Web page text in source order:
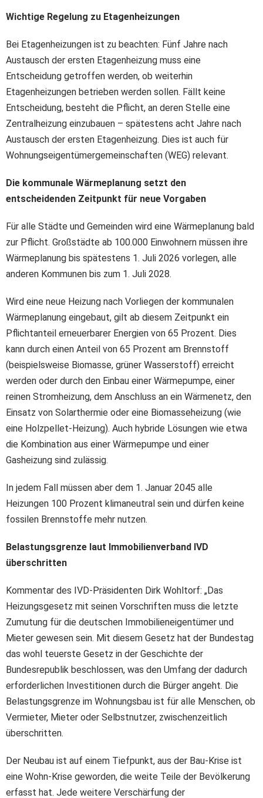
Wichtige Regelung zu Etagenheizungen
Bei Etagenheizungen ist zu beachten: Fünf Jahre nach
Austausch der ersten Etagenheizung muss eine
Entscheidung getroffen werden, ob weiterhin
Etagenheizungen betrieben werden sollen. Fällt keine
Entscheidung, besteht die Pflicht, an deren Stelle eine
Zentralheizung einzubauen – spätestens acht Jahre nach
Austausch der ersten Etagenheizung. Dies ist auch für
Wohnungseigentümergemeinschaften (WEG) relevant.
Die kommunale Wärmeplanung setzt den
entscheidenden Zeitpunkt für neue Vorgaben
Für alle Städte und Gemeinden wird eine Wärmeplanung bald
zur Pflicht. Großstädte ab 100.000 Einwohnern müssen ihre
Wärmeplanung bis spätestens 1. Juli 2026 vorlegen, alle
anderen Kommunen bis zum 1. Juli 2028.
Wird eine neue Heizung nach Vorliegen der kommunalen
Wärmeplanung eingebaut, gilt ab diesem Zeitpunkt ein
Pflichtanteil erneuerbarer Energien von 65 Prozent. Dies
kann durch einen Anteil von 65 Prozent am Brennstoff
(beispielsweise Biomasse, grüner Wasserstoff) erreicht
werden oder durch den Einbau einer Wärmepumpe, einer
reinen Stromheizung, dem Anschluss an ein Wärmenetz, den
Einsatz von Solarthermie oder eine Biomasseheizung (wie
eine Holzpellet-Heizung). Auch hybride Lösungen wie etwa
die Kombination aus einer Wärmepumpe und einer
Gasheizung sind zulässig.
In jedem Fall müssen aber dem 1. Januar 2045 alle
Heizungen 100 Prozent klimaneutral sein und dürfen keine
fossilen Brennstoffe mehr nutzen.
Belastungsgrenze laut Immobilienverband IVD
überschritten
Kommentar des IVD-Präsidenten Dirk Wohltorf: „Das
Heizungsgesetz mit seinen Vorschriften muss die letzte
Zumutung für die deutschen Immobilieneigentümer und
Mieter gewesen sein. Mit diesem Gesetz hat der Bundestag
das wohl teuerste Gesetz in der Geschichte der
Bundesrepublik beschlossen, was den Umfang der dadurch
erforderlichen Investitionen durch die Bürger angeht. Die
Belastungsgrenze im Wohnungsbau ist für alle Menschen, ob
Vermieter, Mieter oder Selbstnutzer, zwischenzeitlich
überschritten.
Der Neubau ist auf einem Tiefpunkt, aus der Bau-Krise ist
eine Wohn-Krise geworden, die weite Teile der Bevölkerung
erfasst hat. Jede weitere Verschärfung der